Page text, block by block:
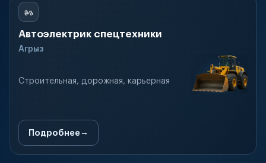
Автоэлектрик спецтехники
Агрыз
Строительная, дорожная, карьерная
Подробнее